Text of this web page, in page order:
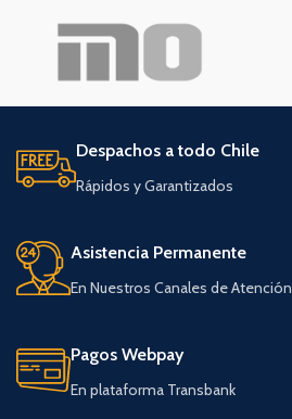
Despachos a todo Chile
Rápidos y Garantizados
Asistencia Permanente
En Nuestros Canales de Atención
Pagos Webpay
En plataforma Transbank